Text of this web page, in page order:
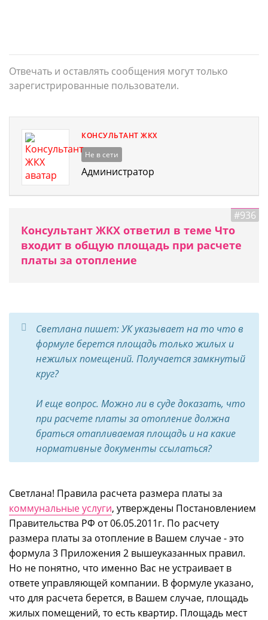
Отвечать и оставлять сообщения могут только
зарегистрированные пользователи.
КОНСУЛЬТАНТ ЖКХ
Не в сети
Администратор
#936
Консультант ЖКХ ответил в теме Что
входит в общую площадь при расчете
платы за отопление
Светлана пишет: УК указывает на то что в
формуле берется площадь только жилых и
нежилых помещений. Получается замкнутый
круг?
И еще вопрос. Можно ли в суде доказать, что
при расчете платы за отопление должна
браться отапливаемая площадь и на какие
нормативные документы ссылаться?
Светлана! Правила расчета размера платы за
коммунальные услуги, утверждены Постановлением
Правительства РФ от 06.05.2011г. По расчету
размера платы за отопление в Вашем случае - это
формула 3 Приложения 2 вышеуказанных правил.
Но не понятно, что именно Вас не устраивает в
ответе управляющей компании. В формуле указано,
что для расчета берется, в Вашем случае, площадь
жилых помещений, то есть квартир. Площадь мест